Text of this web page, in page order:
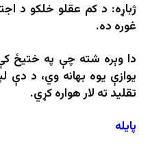
ژباړه: د کم عقلو خلکو د
غوره ده.
دا وېره شته چې په ختیځ
یوازې یوه بهانه وي، د دې
تقلید ته لار هواره کړي.
پایله